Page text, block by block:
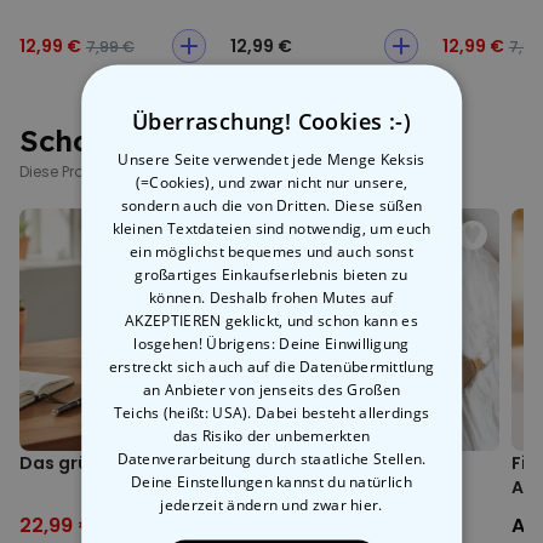
Dekoration für dein Zuhause
von deinem Urlaub zurück kommst, kannst du dich immer auf die
Weltkarte zum Freirubbeln
freuen, denn hoffentlich wird bald
immer mehr darauf sichtbar!
12,99 € 7,99 € 12,99 € 12,99 €
Schon gesehen?
Diese Produkte könnten dich auch interessieren
Das grüne Lama
22,99 €
Erwärmbares Dackel-
Kissen
Ab
Überraschung! Cookies :-)
Unsere Seite verwendet jede Menge Keksis
(=Cookies), und zwar nicht nur unsere,
sondern auch die von Dritten. Diese süßen
kleinen Textdateien sind notwendig, um euch
ein möglichst bequemes und auch sonst
großartiges Einkaufserlebnis bieten zu
können. Deshalb frohen Mutes auf
AKZEPTIEREN geklickt, und schon kann es
losgehen! Übrigens: Deine Einwilligung
erstreckt sich auch auf die Datenübermittlung
an Anbieter von jenseits des Großen
Teichs (heißt: USA). Dabei besteht allerdings
das Risiko der unbemerkten
Datenverarbeitung durch staatliche Stellen.
Deine Einstellungen kannst du natürlich
jederzeit ändern und zwar hier.